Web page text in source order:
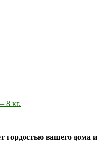
8 кг.
гордостью вашего дома